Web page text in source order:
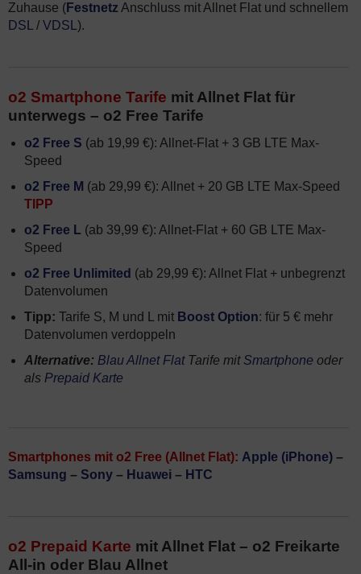
Zuhause (Festnetz Anschluss mit Allnet Flat und schnellem
DSL
/ VDSL ).
o2 Smartphone Tarife mit Allnet Flat für
unterwegs – o2 Free Tarife
o2 Free S (ab 19,99 €): Allnet-Flat + 3 GB LTE Max-
Speed
o2 Free M (ab 29,99 €): Allnet + 20 GB LTE Max-Speed
TIPP
o2 Free L (ab 39,99 €): Allnet-Flat + 60 GB LTE Max-
Speed
o2 Free Unlimited (ab 29,99 €): Allnet Flat + unbegrenzt
Datenvolumen
Tipp: Tarife S, M und L mit Boost Option: für 5 € mehr
Datenvolumen verdoppeln
Alternative: Blau Allnet FlatTarife mit Smartphone oder
als Prepaid Karte
Smartphones mit o2 Free (Allnet Flat): Apple (iPhone) –
Samsung – Sony – Huawei – HTC
o2 Prepaid Karte mit Allnet Flat – o2 Freikarte
All-in oder Blau Allnet